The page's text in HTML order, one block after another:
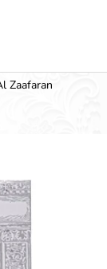
Zaafaran